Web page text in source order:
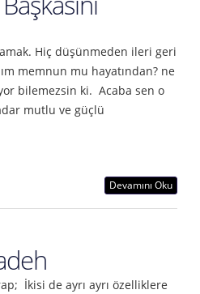
Hiç düşünmeden ileri geri
memnun mu hayatından? ne
bilemezsin ki. Acaba sen o
mutlu ve güçlü
Devamını Oku
İkisi de ayrı ayrı özelliklere